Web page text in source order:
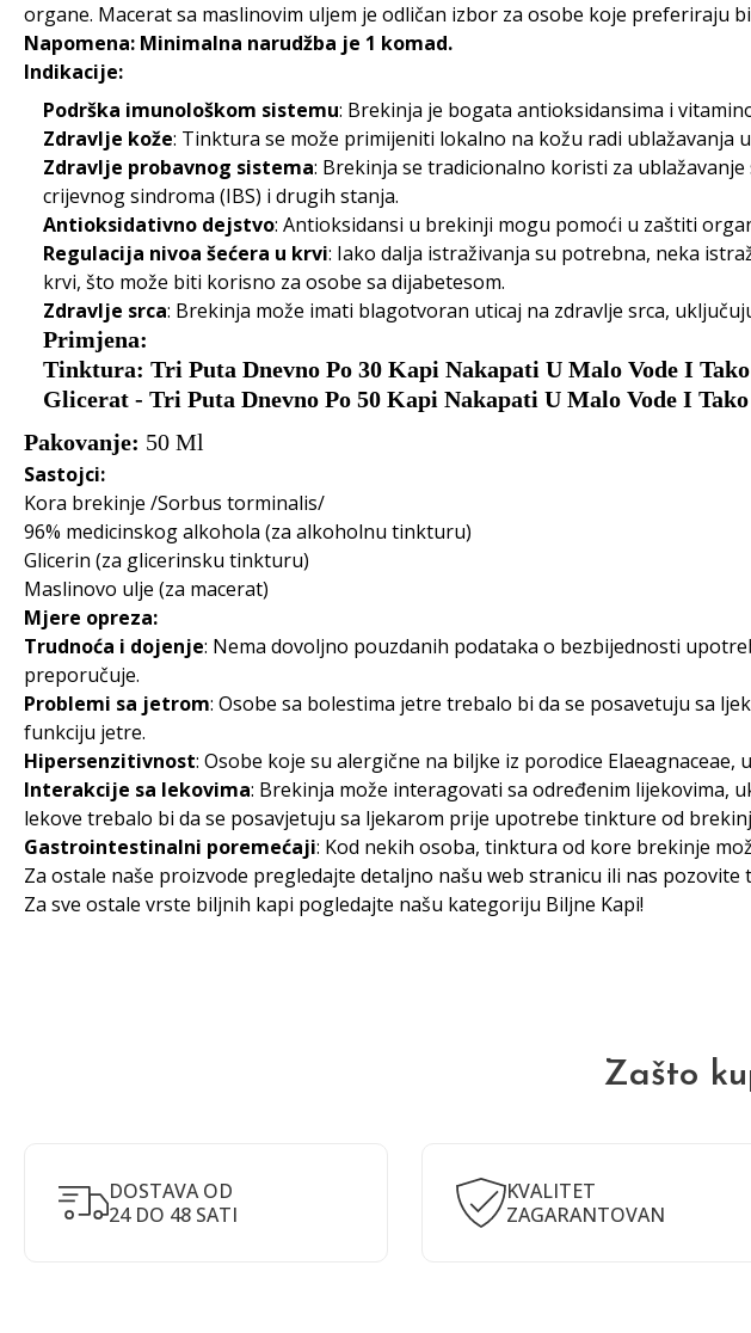
organe. Macerat sa maslinovim uljem je odličan izbor za osobe koje preferiraju
Napomena: Minimalna narudžba je 1 komad.
Indikacije:
Podrška imunološkom sistemu: Brekinja je bogata antioksidansima i
Zdravlje kože: Tinktura se može primijeniti lokalno na kožu radi ublažavanja
Zdravlje probavnog sistema: Brekinja se tradicionalno koristi za
crijevnog sindroma (IBS) i drugih stanja.
Antioksidativno dejstvo: Antioksidansi u brekinji mogu pomoći u zaštiti
Regulacija nivoa šećera u krvi: Iako dalja istraživanja su potrebna, neka
krvi, što može biti korisno za osobe sa dijabetesom.
Zdravlje srca: Brekinja može imati blagotvoran uticaj na zdravlje srca,
Primjena:
Tinktura: Tri Puta Dnevno Po 30 Kapi Nakapati U Malo Vode I
Glicerat - Tri Puta Dnevno Po 50 Kapi Nakapati U Malo Vode I
Pakovanje: 50 Ml
Sastojci:
Kora brekinje /Sorbus torminalis/
96% medicinskog alkohola (za alkoholnu tinkturu)
Glicerin (za glicerinsku tinkturu)
Maslinovo ulje (za macerat)
Mjere opreza:
Trudnoća i dojenje: Nema dovoljno pouzdanih podataka o bezbijednosti
preporučuje.
Problemi sa jetrom: Osobe sa bolestima jetre trebalo bi da se posavetuju sa
funkciju jetre.
Hipersenzitivnost: Osobe koje su alergične na biljke iz porodice
Interakcije sa lekovima: Brekinja može interagovati sa određenim lijekovima,
lekove trebalo bi da se posavjetuju sa ljekarom prije upotrebe tinkture od
Gastrointestinalni poremećaji: Kod nekih osoba, tinktura od kore brekinje
Za ostale naše proizvode pregledajte detaljno našu web stranicu ili nas
Za sve ostale vrste biljnih kapi pogledajte našu kategoriju Biljne Kapi!
Zašto
DOSTAVA OD
24 DO 48 SATI
KVALITET
ZAGARANTOVAN